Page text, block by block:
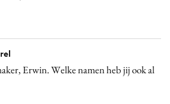
Erwin. Welke namen heb jij ook al